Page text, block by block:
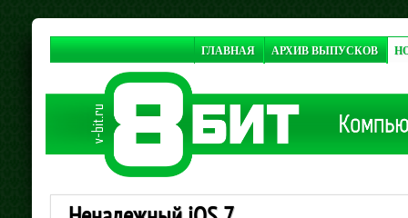
ГЛАВНАЯ АРХИВ ВЫПУСКОВ